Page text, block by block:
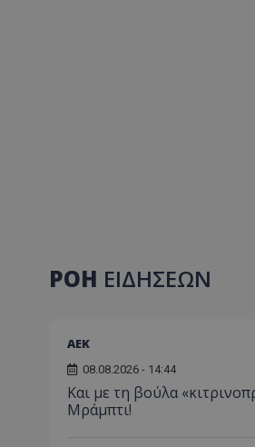
ΡΟΗ ΕΙΔΗΣΕΩΝ
ΑEK
08.08.2026 - 14:44
Και με τη βούλα
Μράμπτι!